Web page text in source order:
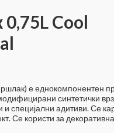
Cool
е еднокомпонентен
синтетички
и специјални адитиви. Се
Се користи за